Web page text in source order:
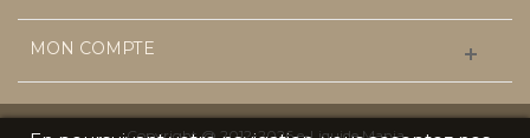
MON COMPTE